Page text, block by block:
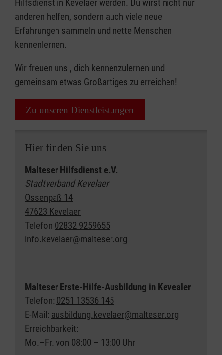
Hilfsdienst in Kevelaer werden. Du wirst nicht nur
anderen helfen, sondern auch viele neue
Erfahrungen sammeln und nette Menschen
kennenlernen.
Wir freuen uns , dich kennenzulernen und
gemeinsam etwas Großartiges zu erreichen!
Zu unseren Dienstleistungen
Hier finden Sie uns
Malteser Hilfsdienst e.V.
Stadtverband Kevelaer
Ossenpaß 14
47623 Kevelaer
Telefon 02832 9259655
info.kevelaer@malteser.org
Malteser Erste-Hilfe-Ausbildung in Kevealer
Telefon: 0251 13536 145
E-Mail: ausbildung.kevelaer@malteser.org
Erreichbarkeit:
Mo.–Fr. von 08:00 – 13:00 Uhr